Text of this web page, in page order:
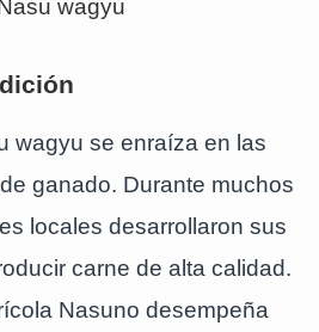
wagyu se enraíza en las
ganado. Durante muchos
locales desarrollaron sus
carne de alta calidad.
Nasuno desempeña